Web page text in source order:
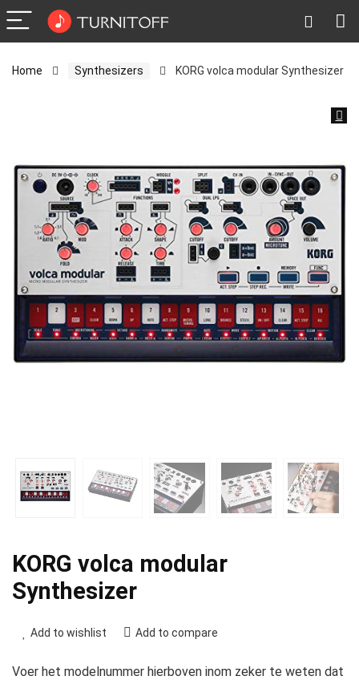
Home Synthesizers KORG volca modular Synthesizer
KORG volca modular
Synthesizer
Add to wishlist Add to compare
Voer het modelnummer hierboven inom zeker te weten dat